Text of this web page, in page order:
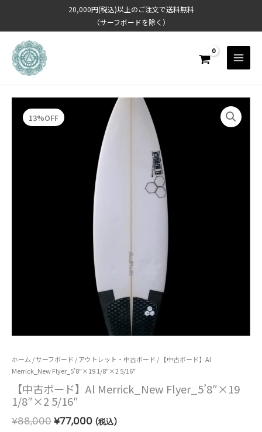
20,000円(税込)以上のご注文で送料無料
（サーフボードを除く）
13%OFF
ホーム /サーフボード /アウトレット・中古ボード / 【中古ボード】Al
Merrick_New Flyer_5’8″×19 1/8″×2 5/16″
【中古ボード】Al Merrick_New Flyer_5’8″×19
1/8″×2 5/16″
¥88,000
元
の
価
¥77,000
現
在
の
(税込)
【中
古
ボ
ー
ド】